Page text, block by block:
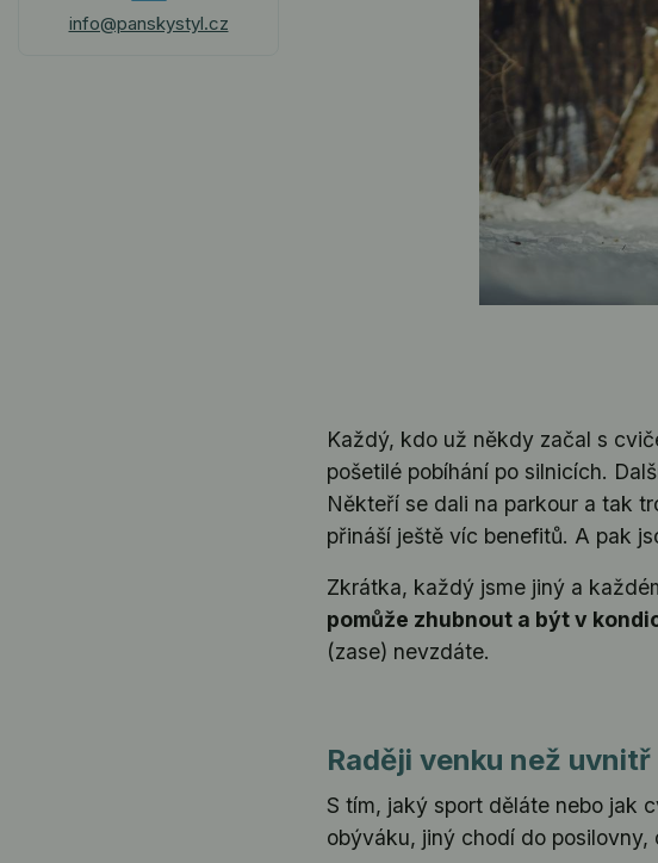
info@panskystyl.cz
Každý, kdo už někdy začal s
pošetilé pobíhání po silnicích.
Někteří se dali na parkour a tak
přináší ještě víc benefitů. A pak
Zkrátka, každý jsme jiný a
pomůže zhubnout a být v
(zase) nevzdáte.
Raději venku než uvnitř
S tím, jaký sport děláte nebo jak
obýváku, jiný chodí do